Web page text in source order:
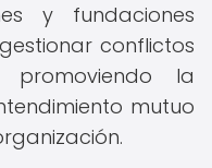
y fundaciones
conflictos
la
mutuo